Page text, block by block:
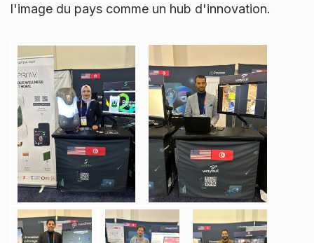
l'image du pays comme un hub d'innovation.